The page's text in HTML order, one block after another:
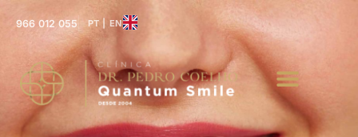
966 012 055 PT | EN